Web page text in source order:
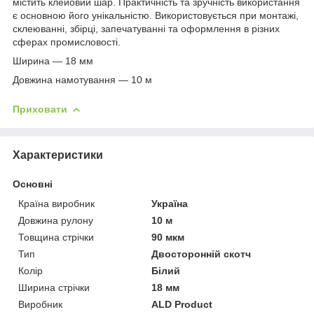
є основною його унікальністю. Використовується при монтажі,
склеюванні, збірці, запечатуванні та оформлення в різних
сферах промисловості.
Ширина — 18 мм
Довжина намотування — 10 м
Приховати
Характеристики
Основні
Країна виробник
Україна
Довжина рулону
10 м
Товщина стрічки
90 мкм
Тип
Двосторонній скотч
Колір
Білий
Ширина стрічки
18 мм
Виробник
ALD Product